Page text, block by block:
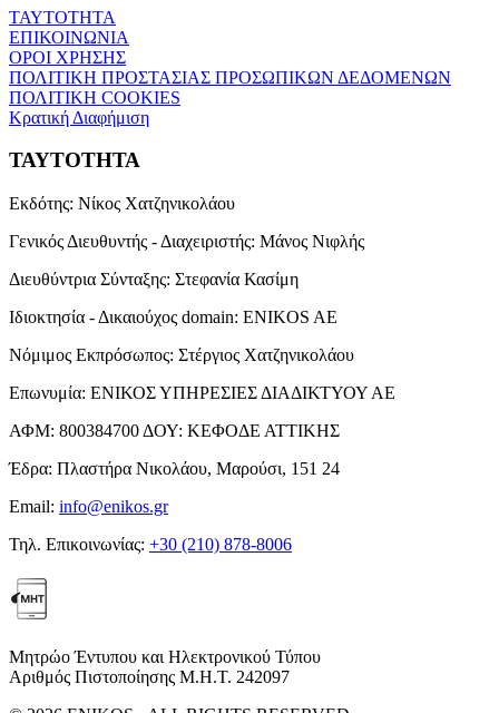
ΤΑΥΤΟΤΗΤΑ
ΕΠΙΚΟΙΝΩΝΙΑ
ΟΡΟΙ ΧΡΗΣΗΣ
ΠΟΛΙΤΙΚΗ ΠΡΟΣΤΑΣΙΑΣ ΠΡΟΣΩΠΙΚΩΝ ΔΕΔΟΜΕΝΩΝ
ΠΟΛΙΤΙΚΗ COOKIES
Κρατική Διαφήμιση
ΤΑΥΤΟΤΗΤΑ
Εκδότης: Νίκος Χατζηνικολάου
Γενικός Διευθυντής - Διαχειριστής: Μάνος Νιφλής
Διευθύντρια Σύνταξης: Στεφανία Κασίμη
Ιδιοκτησία - Δικαιούχος domain: ENIKOS AE
Νόμιμος Εκπρόσωπος: Στέργιος Χατζηνικολάου
Επωνυμία: ΕΝΙΚΟΣ ΥΠΗΡΕΣΙΕΣ ΔΙΑΔΙΚΤΥΟΥ ΑΕ
ΑΦΜ: 800384700 ΔΟΥ: ΚΕΦΟΔΕ ΑΤΤΙΚΗΣ
Έδρα: Πλαστήρα Νικολάου, Μαρούσι, 151 24
Email: info@enikos.gr
Τηλ. Επικοινωνίας: +30 (210) 878-8006
Μητρώο Έντυπου και Ηλεκτρονικού Τύπου
Αριθμός Πιστοποίησης Μ.Η.Τ. 242097